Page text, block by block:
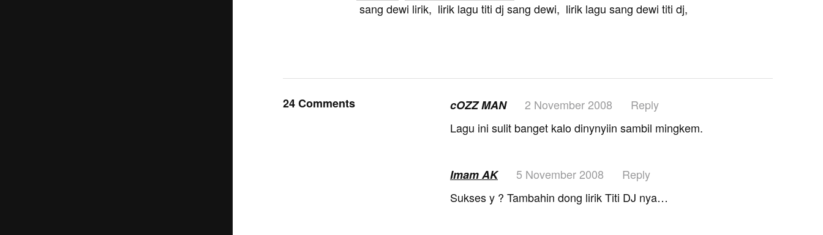
sang dewi lirik, lirik lagu titi dj sang dewi, lirik lagu sang dewi titi dj,
24 Comments cOZZ MAN 2 November 2008
Reply
Lagu ini sulit banget kalo dinynyiin sambil mingkem.
Imam AK 5 November 2008
Reply
Sukses y ? Tambahin dong lirik Titi DJ nya…